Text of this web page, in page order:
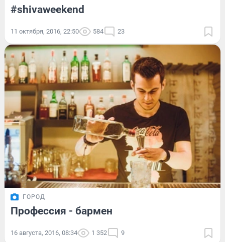
#shivaweekend
11 октября, 2016, 22:50 584 23
ГОРОД
Профессия - бармен
16 августа, 2016, 08:34 1 352 9